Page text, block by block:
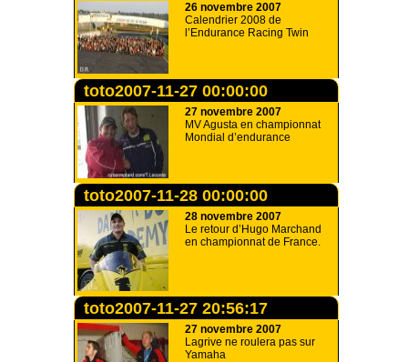
26 novembre 2007
Calendrier 2008 de
l’Endurance Racing Twin
toto2007-11-27 00:00:00
27 novembre 2007
MV Agusta en championnat
Mondial d’endurance
toto2007-11-28 00:00:00
28 novembre 2007
Le retour d’Hugo Marchand
en championnat de France.
toto2007-11-27 20:56:17
27 novembre 2007
Lagrive ne roulera pas sur
Yamaha